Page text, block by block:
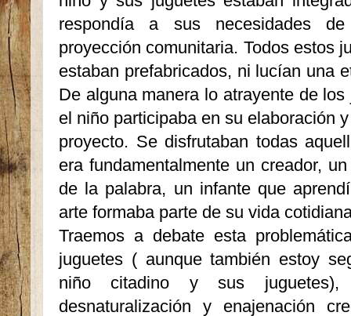
respondía a sus necesidades
proyección comunita­ria. Todos estos
estaban prefabrica­dos, ni lucían una
De alguna manera lo atrayente de
el niño participaba en su elaboración
proyecto. Se disfrutaban todas
era fundamentalmente un creador,
de la palabra, un infante que
arte formaba parte de su vida
Traemos a debate esta
juguetes ( aunque también estoy
niño citadino y sus
desnaturalización y enajenación